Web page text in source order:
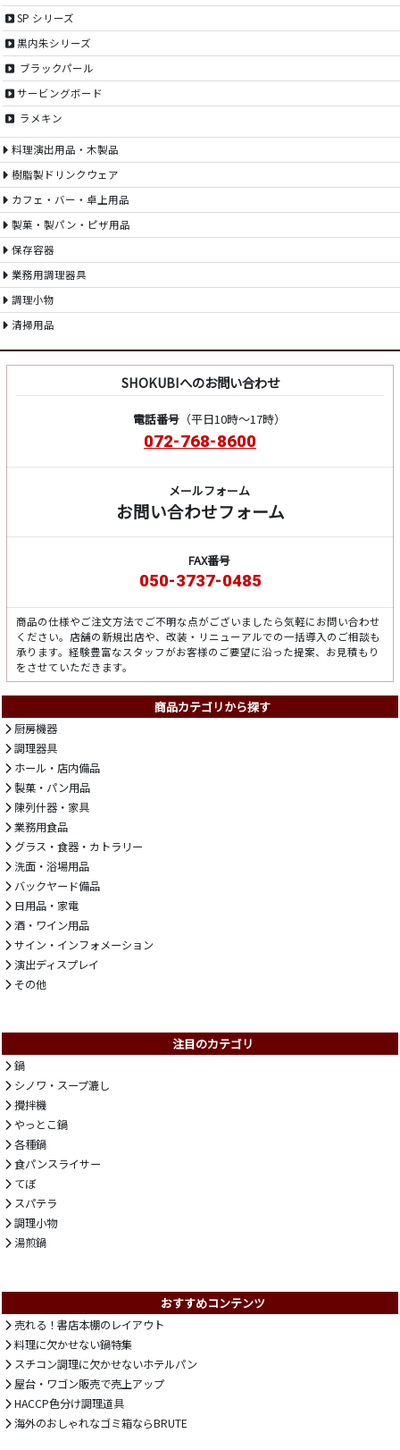
SP シリーズ
黒内朱シリーズ
ブラックパール
サービングボード
ラメキン
料理演出用品・木製品
樹脂製ドリンクウェア
カフェ・バー・卓上用品
製菓・製パン・ピザ用品
保存容器
業務用調理器具
調理小物
清掃用品
SHOKUBIへのお問い合わせ
電話番号（平日10時～17時）
072-768-8600
メールフォーム
お問い合わせフォーム
FAX番号
050-3737-0485
商品の仕様やご注文方法でご不明な点がございましたら気軽にお問い合わせ
ください。店舗の新規出店や、改装・リニューアルでの一括導入のご相談も
承ります。経験豊富なスタッフがお客様のご要望に沿った提案、お見積もり
をさせていただきます。
商品カテゴリから探す
厨房機器
調理器具
ホール・店内備品
製菓・パン用品
陳列什器・家具
業務用食品
グラス・食器・カトラリー
洗面・浴場用品
バックヤード備品
日用品・家電
酒・ワイン用品
サイン・インフォメーション
演出ディスプレイ
その他
注目のカテゴリ
鍋
シノワ・スープ漉し
攪拌機
やっとこ鍋
各種鍋
食パンスライサー
てぼ
スパテラ
調理小物
湯煎鍋
おすすめコンテンツ
売れる！書店本棚のレイアウト
料理に欠かせない鍋特集
スチコン調理に欠かせないホテルパン
屋台・ワゴン販売で売上アップ
HACCP色分け調理道具
海外のおしゃれなゴミ箱ならBRUTE